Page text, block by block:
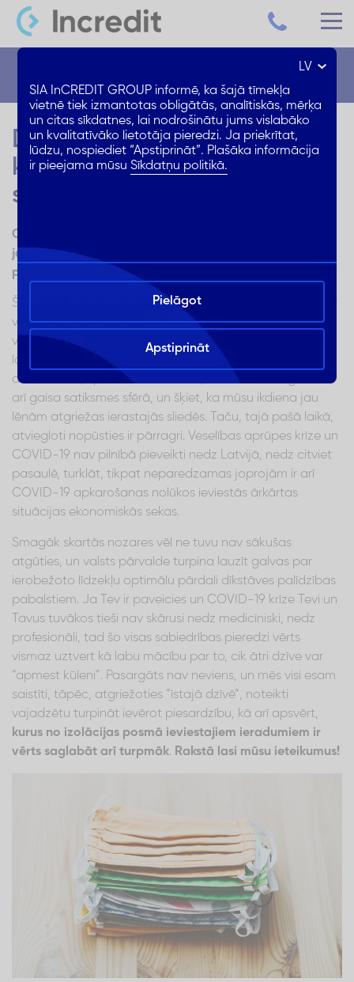
Dzīve pēc izolācijas: kādus
krīzes posma ieradumus
saglabāt?
COVID-19 ārkārtas fāzē katrs esam ieviesuši daudzus
jaunus ieradumus: kurus vērts saglabāt pēc krīzes
posma beigām, un kādas vērtīgas atziņas varam gūt?
Šis ir posms, kad daudzi no mums ik pārdienas mostas ar
vēstuli no ziņu aģentūras LETA e-pasta kastītē, kura
vēsta par “jaunāko likumdošanā ārkārtējās situācijas
laikā”. Pārvietošanās starp Eiropas valstīm, vismaz ar
automašīnu, kļūst aizvien brīvāka, kustība sāk atgriezties
arī gaisa satiksmes sfērā, un šķiet, ka mūsu ikdiena jau
lēnām atgriežas ierastajās sliedēs. Taču, tajā pašā laikā,
atviegloti nopūsties ir pārragri. Veselības aprūpes krīze un
COVID-19 nav pilnībā pieveikti nedz Latvijā, nedz citviet
pasaulē, turklāt, tikpat neparedzamas joprojām ir arī
COVID-19 apkarošanas nolūkos ieviestās ārkārtas
situācijas ekonomiskās sekas.
Smagāk skartās nozares vēl ne tuvu nav sākušas
atgūties, un valsts pārvalde turpina lauzīt galvas par
ierobežoto līdzekļu optimālu pārdali dīkstāves palīdzības
pabalstiem. Ja Tev ir paveicies un COVID-19 krīze Tevi un
Tavus tuvākos tieši nav skārusi nedz medicīniski, nedz
profesionāli, tad šo visas sabiedrības pieredzi vērts
vismaz uztvert kā labu mācību par to, cik ātri dzīve var
“apmest kūleni”. Pasargāts nav neviens, un mēs visi esam
saistīti, tāpēc, atgriežoties “īstajā dzīvē”, noteikti
vajadzētu turpināt ievērot piesardzību, kā arī apsvērt,
kurus no izolācijas posmā ieviestajiem ieradumiem ir
vērts saglabāt arī turpmāk. Rakstā lasi mūsu ieteikumus!
LV
SIA InCREDIT GROUP informē, ka šajā tīmekļa
vietnē tiek izmantotas obligātās, analītiskās, mērķa
un citas sīkdatnes, lai nodrošinātu jums vislabāko
un kvalitatīvāko lietotāja pieredzi. Ja priekrītat,
lūdzu, nospiediet “Apstiprināt”. Plašāka informācija
ir pieejama mūsuSīkdatņu politikā.
Pielāgot
Apstiprināt